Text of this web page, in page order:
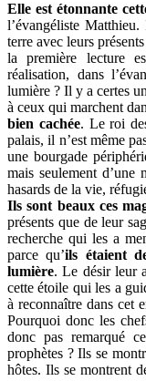
Elle est étonnante
l’évangéliste
terre avec leurs
la première lecture
réalisation, dans
lumière ? Il y a certes
à ceux qui marchent
bien cachée. Le roi
palais, il n’est même
une bourgade
mais seulement
hasards de la vie,
Ils sont beaux ces
présents que de leur
recherche qui les a
parce qu’ils étaient
lumière. Le désir leur
cette étoile qui les a
à reconnaître dans cet
Pourquoi donc les
donc pas remarqué
prophètes ? Ils se
hôtes. Ils se montrent